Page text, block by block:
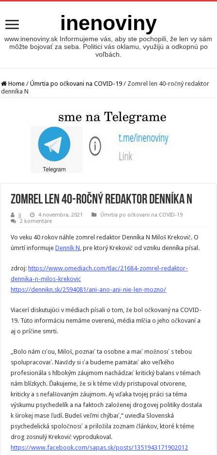
inenoviny
www.inenoviny.sk Informujeme vás, aby ste pochopili, že len vy sám
môžte bojovať za seba. Politici vás oklamu, využijú a odkopnú po
voľbách.
Home / Úmrtia po očkovani na COVID-19 / Zomrel len 40-ročný redaktor
denníka N
Zomrel len 40-ročný redaktor denníka N
jj 4 novembra, 2021
Úmrtia po očkovani na COVID-19
2 komentáre
Vo veku 40 rokov náhle zomrel redaktor Denníka N Miloš Krekovič. O
úmrtí informujeDenník N, pre ktorý Krekovič od vzniku denníka písal.
zdroj: https://www.omediach.com/tlac/21684-zomrel-redaktor-
dennika-n-milos-krekovic
https://dennikn.sk/2594081/ani-ano-ani-nie-len-mozno/
Viacerí diskutujúci v médiach písali o tom, že bol očkovaný na COVID-
19. Túto informáciu nemáme overenú, média mlčia o jeho očkovaní a
aj o príčine smrti.
„Bolo nám cťou, Miloš, poznať ta osobne a mať možnosť s tebou
spolupracovať. Navždy si ťa budeme pamätať ako veľkého
profesionála s hlbokým záujmom nachádzať kritický balans v témach
nám blízkych. Ďakujeme, že si k téme vždy pristupoval otvorene,
kriticky a s nefalšovaným záujmom. Aj vďaka tvojej práci sa téma
výskumu psychedelík a na faktoch založenej drogovej politiky dostala
k širokej mase ľudí. Budeš veľmi chýbať,“ uviedla Slovenská
psychedelická spoločnosť a priložila zoznam článkov, ktoré k téme
drog zosnulý Krekovič vyprodukoval.
https://www.facebook.com/sapas.sk/posts/1351943171902012